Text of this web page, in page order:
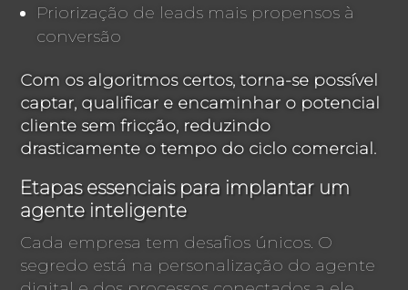
Priorização de leads mais propensos à
conversão
Com os algoritmos certos, torna-se possível
captar, qualificar e encaminhar o potencial
cliente sem fricção, reduzindo
drasticamente o tempo do ciclo comercial.
Etapas essenciais para implantar um
agente inteligente
Cada empresa tem desafios únicos. O
segredo está na personalização do agente